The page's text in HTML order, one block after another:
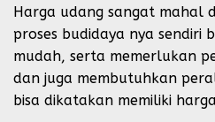
Harga udang sangat mahal
proses budidaya nya sendiri
mudah, serta memerlukan
dan juga membutuhkan
bisa dikatakan memiliki